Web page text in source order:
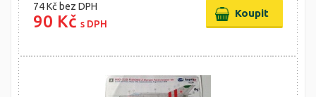
74 Kč bez DPH
90 Kč s DPH